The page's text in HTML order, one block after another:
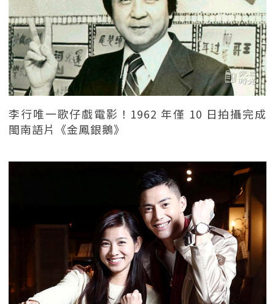
李行唯一歌仔戲電影！1962 年僅 10 日拍攝完成
閩南語片《金鳳銀鵝》